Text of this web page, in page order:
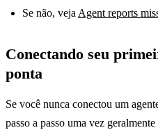
Se não, veja Agent reports
Conectando seu
ponta
Se você nunca conectou um
passo a passo uma vez